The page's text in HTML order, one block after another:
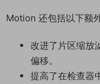
Motion 还包括以下额
改进了片区缩放
偏移。
提高了在检查器